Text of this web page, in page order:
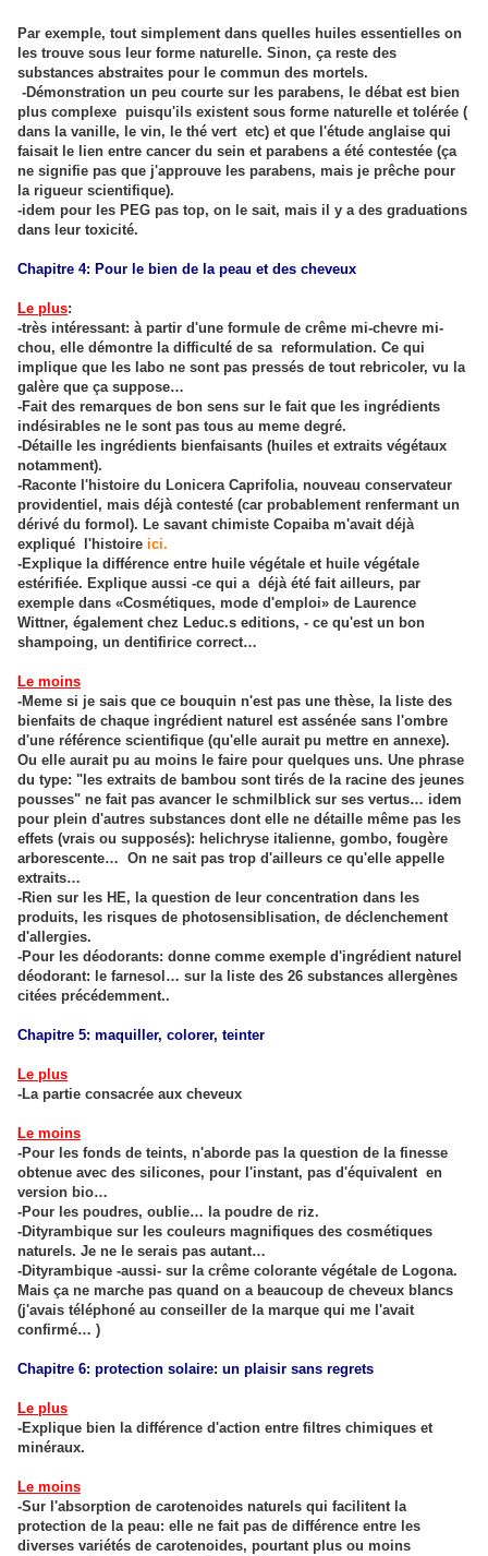
Par exemple, tout simplement dans quelles huiles essentielles on
les trouve sous leur forme naturelle. Sinon, ça reste des
substances abstraites pour le commun des mortels.
-Démonstration un peu courte sur les parabens, le débat est bien
plus complexe puisqu'ils existent sous forme naturelle et tolérée (
dans la vanille, le vin, le thé vert etc) et que l'étude anglaise qui
faisait le lien entre cancer du sein et parabens a été contestée (ça
ne signifie pas que j'approuve les parabens, mais je prêche pour
la rigueur scientifique).
-idem pour les PEG pas top, on le sait, mais il y a des graduations
dans leur toxicité.
Chapitre 4: Pour le bien de la peau et des cheveux
Le plus:
-très intéressant: à partir d'une formule de crême mi-chevre mi-
chou, elle démontre la difficulté de sa reformulation. Ce qui
implique que les labo ne sont pas pressés de tout rebricoler, vu la
galère que ça suppose…
-Fait des remarques de bon sens sur le fait que les ingrédients
indésirables ne le sont pas tous au meme degré.
-Détaille les ingrédients bienfaisants (huiles et extraits végétaux
notamment).
-Raconte l'histoire du Lonicera Caprifolia, nouveau conservateur
providentiel, mais déjà contesté (car probablement renfermant un
dérivé du formol). Le savant chimiste Copaiba m'avait déjà
expliqué l'histoire ici.
-Explique la différence entre huile végétale et huile végétale
estérifiée. Explique aussi -ce qui a déjà été fait ailleurs, par
exemple dans «Cosmétiques, mode d'emploi» de Laurence
Wittner, également chez Leduc.s editions, - ce qu'est un bon
shampoing, un dentifirice correct…
Le moins
-Meme si je sais que ce bouquin n'est pas une thèse, la liste des
bienfaits de chaque ingrédient naturel est assénée sans l'ombre
d'une référence scientifique (qu'elle aurait pu mettre en annexe).
Ou elle aurait pu au moins le faire pour quelques uns. Une phrase
du type: "les extraits de bambou sont tirés de la racine des jeunes
pousses" ne fait pas avancer le schmilblick sur ses vertus… idem
pour plein d'autres substances dont elle ne détaille même pas les
effets (vrais ou supposés): helichryse italienne, gombo, fougère
arborescente… On ne sait pas trop d'ailleurs ce qu'elle appelle
extraits…
-Rien sur les HE, la question de leur concentration dans les
produits, les risques de photosensiblisation, de déclenchement
d'allergies.
-Pour les déodorants: donne comme exemple d'ingrédient naturel
déodorant: le farnesol… sur la liste des 26 substances allergènes
citées précédemment..
Chapitre 5: maquiller, colorer, teinter
Le plus
-La partie consacrée aux cheveux
Le moins
-Pour les fonds de teints, n'aborde pas la question de la finesse
obtenue avec des silicones, pour l'instant, pas d'équivalent en
version bio…
-Pour les poudres, oublie… la poudre de riz.
-Dityrambique sur les couleurs magnifiques des cosmétiques
naturels. Je ne le serais pas autant…
-Dityrambique -aussi- sur la crême colorante végétale de Logona.
Mais ça ne marche pas quand on a beaucoup de cheveux blancs
(j'avais téléphoné au conseiller de la marque qui me l'avait
confirmé… )
Chapitre 6: protection solaire: un plaisir sans regrets
Le plus
-Explique bien la différence d'action entre filtres chimiques et
minéraux.
Le moins
-Sur l'absorption de carotenoides naturels qui facilitent la
protection de la peau: elle ne fait pas de différence entre les
diverses variétés de carotenoides, pourtant plus ou moins